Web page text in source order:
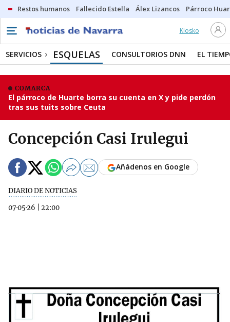
Restos humanos Fallecido Estella Álex Lizancos Párroco
Kiosko
SERVICIOS ESQUELAS CONSULTORIOS DNN EL
COMARCA
El párroco de Huarte borra su cuenta en X y pide perdón
tras sus tuits sobre Ceuta
Concepción Casi Irulegui
DIARIO DE NOTICIAS
07·05·26
22:00
Añádenos en Google